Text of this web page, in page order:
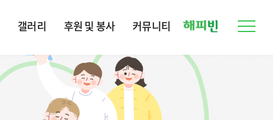
갤러리 후원 및 봉사 커뮤니티